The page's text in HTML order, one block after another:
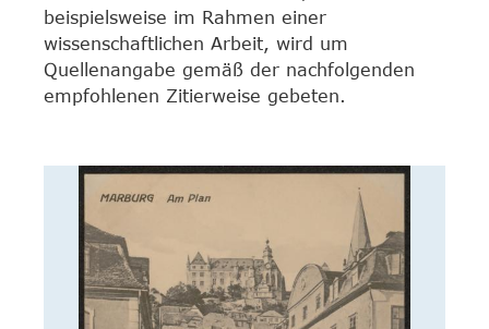
beispielsweise im Rahmen einer
wissenschaftlichen Arbeit, wird um
Quellenangabe gemäß der nachfolgenden
empfohlenen Zitierweise gebeten.